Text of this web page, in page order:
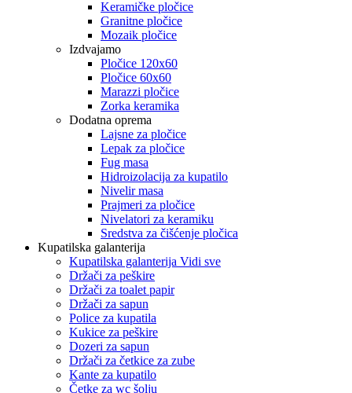
Keramičke pločice
Granitne pločice
Mozaik pločice
Izdvajamo
Pločice 120x60
Pločice 60x60
Marazzi pločice
Zorka keramika
Dodatna oprema
Lajsne za pločice
Lepak za pločice
Fug masa
Hidroizolacija za kupatilo
Nivelir masa
Prajmeri za pločice
Nivelatori za keramiku
Sredstva za čišćenje pločica
Kupatilska galanterija
Kupatilska galanterija Vidi sve
Držači za peškire
Držači za toalet papir
Držači za sapun
Police za kupatila
Kukice za peškire
Dozeri za sapun
Držači za četkice za zube
Kante za kupatilo
Četke za wc šolju